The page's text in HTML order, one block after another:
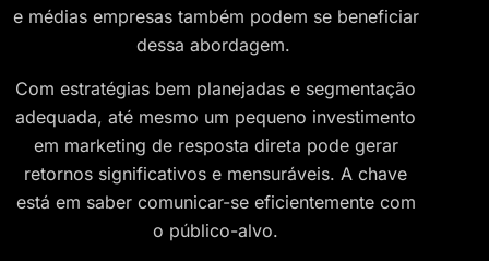
e médias empresas também podem se beneficiar
dessa abordagem.
Com estratégias bem planejadas e segmentação
adequada, até mesmo um pequeno investimento
em marketing de resposta direta pode gerar
retornos significativos e mensuráveis. A chave
está em saber comunicar-se eficientemente com
o público-alvo.